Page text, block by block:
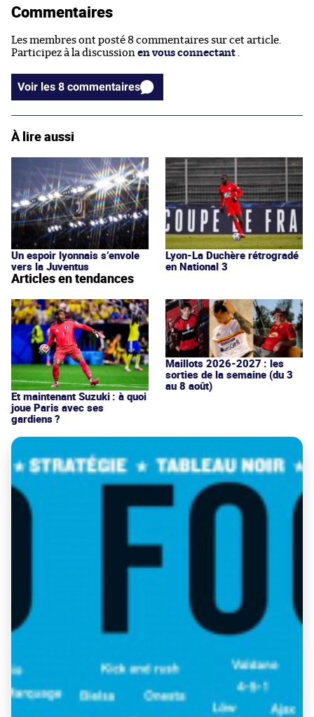
Commentaires
Les membres ont posté 8 commentaires sur cet article.
Participez à la discussion en vous connectant .
Voir les 8 commentaires
À lire aussi
Un espoir lyonnais s’envole
vers la Juventus
Lyon-La Duchère rétrogradé
en National 3
Articles en tendances
Et maintenant Suzuki : à quoi
joue Paris avec ses
gardiens ?
Maillots 2026-2027 : les
sorties de la semaine (du 3
au 8 août)